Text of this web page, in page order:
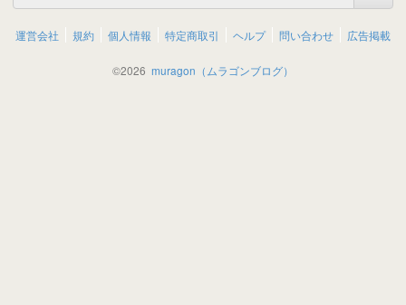
運営会社 規約 個人情報 特定商取引 ヘルプ 問い合わせ 広告掲載
©2026 muragon（ムラゴンブログ）